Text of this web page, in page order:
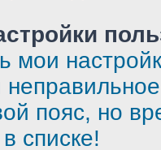
мои
пояс, но
списке!